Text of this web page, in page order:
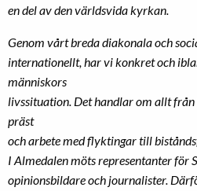
en del av den världsvida kyrkan.
Genom vårt breda diakonala och
internationellt, har vi konkret och
människors
livssituation. Det handlar om allt från
präst
och arbete med flyktingar till
I Almedalen möts representanter för
opinionsbildare och journalister.